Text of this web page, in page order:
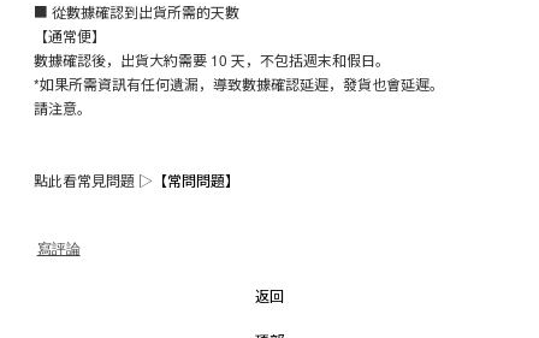
■ 從數據確認到出貨所需的天數
【通常便】
數據確認後，出貨大約需要 10 天，不包括週末和假日。
*如果所需資訊有任何遺漏，導致數據確認延遲，發貨也會延遲。
請注意。
點此看常見問題 ▷ 【常問問題】
寫評論
返回